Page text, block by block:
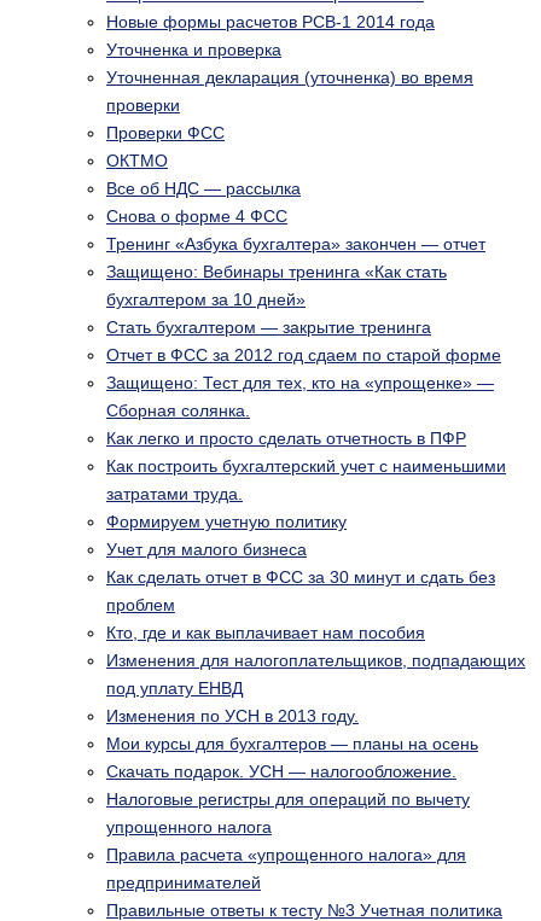
Новые формы расчетов РСВ-1 2014 года
Уточненка и проверка
Уточненная декларация (уточненка) во время
проверки
Проверки ФСС
ОКТМО
Все об НДС — рассылка
Снова о форме 4 ФСС
Тренинг «Азбука бухгалтера» закончен — отчет
Защищено: Вебинары тренинга «Как стать
бухгалтером за 10 дней»
Стать бухгалтером — закрытие тренинга
Отчет в ФСС за 2012 год сдаем по старой форме
Защищено: Тест для тех, кто на «упрощенке» —
Сборная солянка.
Как легко и просто сделать отчетность в ПФР
Как построить бухгалтерский учет с наименьшими
затратами труда.
Формируем учетную политику
Учет для малого бизнеса
Как сделать отчет в ФСС за 30 минут и сдать без
проблем
Кто, где и как выплачивает нам пособия
Изменения для налогоплательщиков, подпадающих
под уплату ЕНВД
Изменения по УСН в 2013 году.
Мои курсы для бухгалтеров — планы на осень
Скачать подарок. УСН — налогообложение.
Налоговые регистры для операций по вычету
упрощенного налога
Правила расчета «упрощенного налога» для
предпринимателей
Правильные ответы к тесту №3 Учетная политика